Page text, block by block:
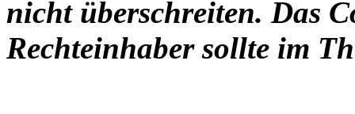
nicht überschreiten. Das
Rechteinhaber sollte im